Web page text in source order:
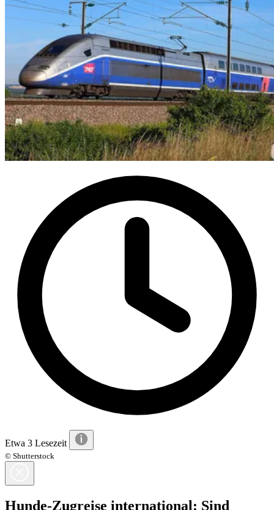
Etwa 3 Lesezeit
© Shutterstock
Hunde-Zugreise international: Sind